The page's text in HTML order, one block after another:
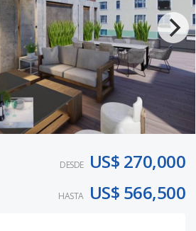
DESDE US$ 270,000
HASTA US$ 566,500